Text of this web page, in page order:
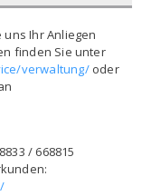
Ihr Anliegen
finden Sie unter
verwaltung/oder
/ 668815